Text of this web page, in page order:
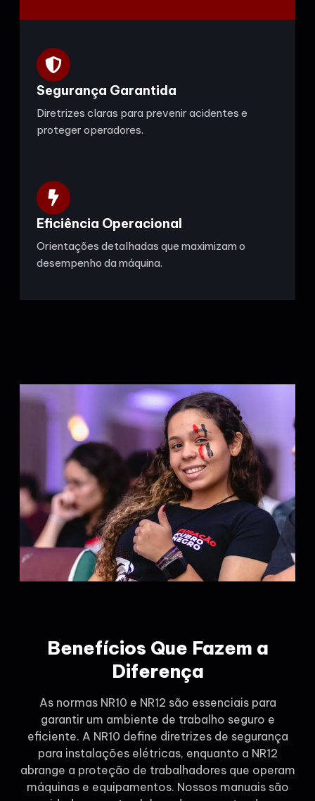
Segurança Garantida
Diretrizes claras para prevenir acidentes e
proteger operadores.
Eficiência Operacional
Orientações detalhadas que maximizam o
desempenho da máquina.
Benefícios Que Fazem a
Diferença
As normas NR10 e NR12 são essenciais para
garantir um ambiente de trabalho seguro e
eficiente. A NR10 define diretrizes de segurança
para instalações elétricas, enquanto a NR12
abrange a proteção de trabalhadores que operam
máquinas e equipamentos. Nossos manuais são